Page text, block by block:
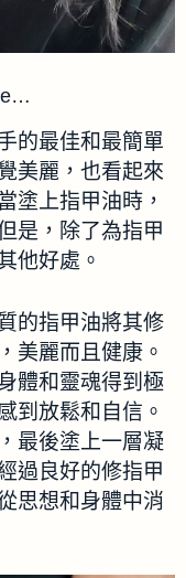
的最佳和最簡單
美麗，也看起來
塗上指甲油時，
是，除了為指甲
他好處。
的指甲油將其修
美麗而且健康。
體和靈魂得到極
到放鬆和自信。
最後塗上一層凝
過良好的修指甲
思想和身體中消